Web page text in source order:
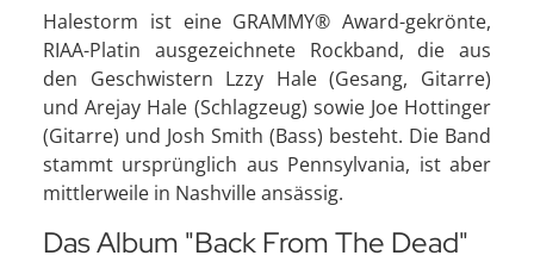
Halestorm ist eine GRAMMY® Award-gekrönte,
RIAA-Platin ausgezeichnete Rockband, die aus
den Geschwistern Lzzy Hale (Gesang, Gitarre)
und Arejay Hale (Schlagzeug) sowie Joe Hottinger
(Gitarre) und Josh Smith (Bass) besteht. Die Band
stammt ursprünglich aus Pennsylvania, ist aber
mittlerweile in Nashville ansässig.
Das Album "Back From The Dead"